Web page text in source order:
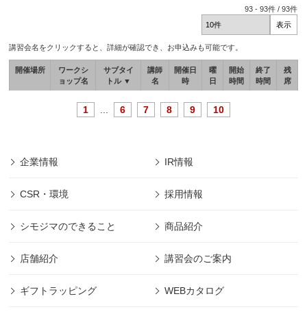
93 -93件 /93件
講習会名をクリックすると、詳細が確認でき、お申込みも可能です。
開催場所
ワークシ
ョップ名
サブタイ
トル ▼
講師
名
開催日
時
曜
日
開始
時間
終了
時間
残
席
1 6 7 8 9 10
企業情報 IR情報
CSR・環境 採用情報
シモジマのできること 商品紹介
店舗紹介 講習会のご案内
ギフトラッピング WEBカタログ